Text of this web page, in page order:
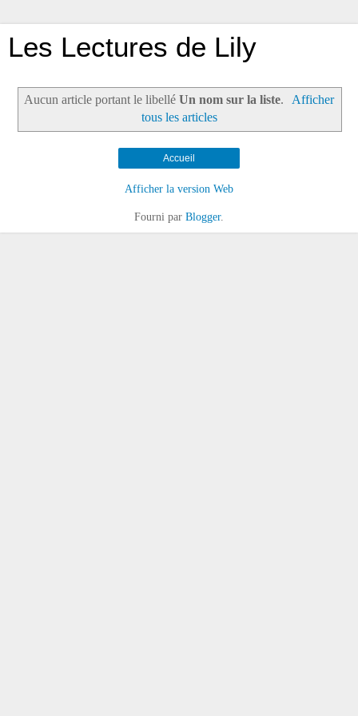
Les Lectures de Lily
Aucun article portant le libellé Un nom sur la liste.
Afficher
tous les articles
Accueil
Afficher la version Web
Fourni par Blogger.